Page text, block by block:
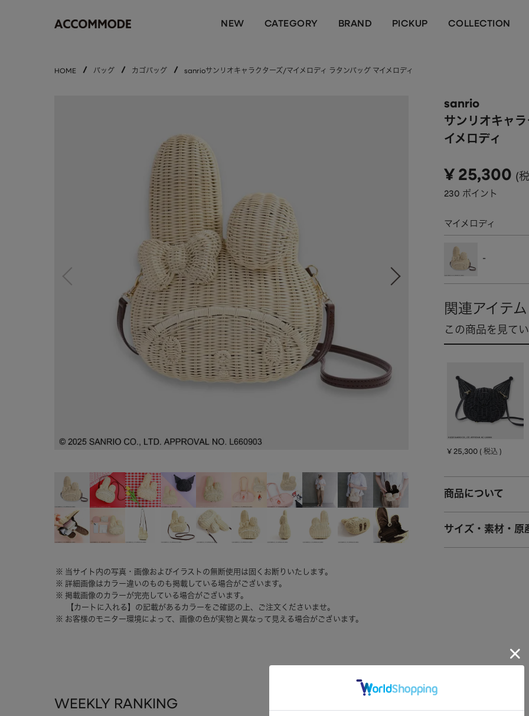
NEW CATEGORY BRAND PICKUP COLLECTION
HOME バッグ カゴバッグ sanrioサンリオキャラクターズ/マイメロディ ラタンバッグ マイメロディ
sanrio
サンリオキャ
イメロディ
¥ 25,300
230 ポイント
マイメロディ
-
¥ 25,300 税込
商品について
サイズ・素材・原
当サイト内の写真・画像およびイラストの無断使用は固くお断りいたします。
詳細画像はカラー違いのものも掲載している場合がございます。
掲載画像のカラーが完売している場合がございます。
【カートに入れる】の記載があるカラーをご確認の上、ご注文くださいませ。
お客様のモニター環境によって、画像の色が実物と異なって見える場合がございます。
WEEKLY RANKING